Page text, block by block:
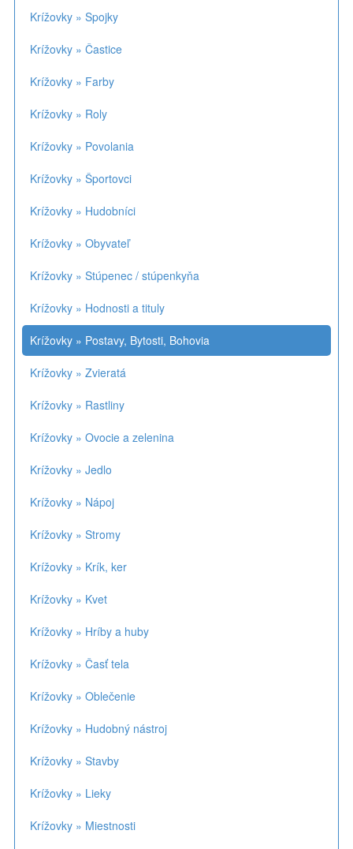
Krížovky » Spojky
Krížovky » Častice
Krížovky » Farby
Krížovky » Roly
Krížovky » Povolania
Krížovky » Športovci
Krížovky » Hudobníci
Krížovky » Obyvateľ
Krížovky » Stúpenec / stúpenkyňa
Krížovky » Hodnosti a tituly
Krížovky » Postavy, Bytosti, Bohovia
Krížovky » Zvieratá
Krížovky » Rastliny
Krížovky » Ovocie a zelenina
Krížovky » Jedlo
Krížovky » Nápoj
Krížovky » Stromy
Krížovky » Krík, ker
Krížovky » Kvet
Krížovky » Hríby a huby
Krížovky » Časť tela
Krížovky » Oblečenie
Krížovky » Hudobný nástroj
Krížovky » Stavby
Krížovky » Lieky
Krížovky » Miestnosti